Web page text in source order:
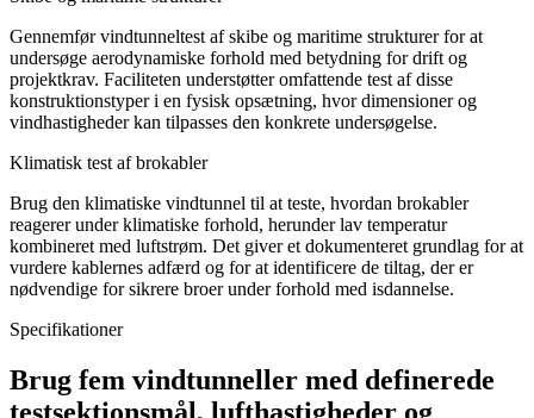
Gennemfør vindtunneltest af skibe og maritime strukturer for at
undersøge aerodynamiske forhold med betydning for drift og
projektkrav. Faciliteten understøtter omfattende test af disse
konstruktionstyper i en fysisk opsætning, hvor dimensioner og
vindhastigheder kan tilpasses den konkrete undersøgelse.
Klimatisk test af brokabler
Brug den klimatiske vindtunnel til at teste, hvordan brokabler
reagerer under klimatiske forhold, herunder lav temperatur
kombineret med luftstrøm. Det giver et dokumenteret grundlag for at
vurdere kablernes adfærd og for at identificere de tiltag, der er
nødvendige for sikrere broer under forhold med isdannelse.
Specifikationer
Brug fem vindtunneller med definerede